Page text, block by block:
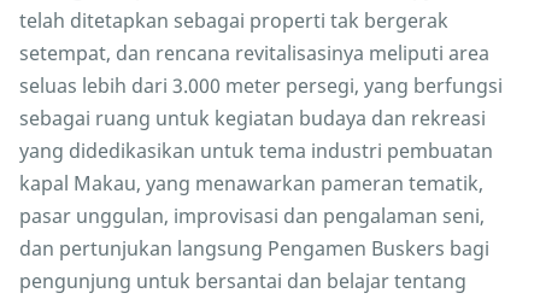
telah ditetapkan sebagai properti tak bergerak
setempat, dan rencana revitalisasinya meliputi area
seluas lebih dari 3.000 meter persegi, yang berfungsi
sebagai ruang untuk kegiatan budaya dan rekreasi
yang didedikasikan untuk tema industri pembuatan
kapal Makau, yang menawarkan pameran tematik,
pasar unggulan, improvisasi dan pengalaman seni,
dan pertunjukan langsung Pengamen Buskers bagi
pengunjung untuk bersantai dan belajar tentang